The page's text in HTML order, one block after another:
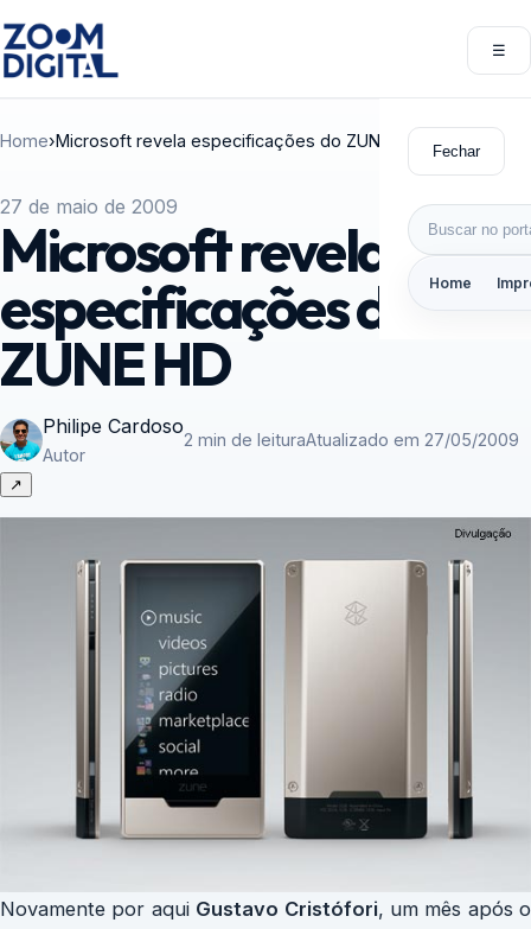
☰
Fechar
Buscar por:
Home
Home›Microsoft revela especificações do ZUNE HD
27 de maio de 2009
Microsoft revela
especificações do
ZUNE HD
Philipe Cardoso
Autor
2 min de leituraAtualizado em 27/05/2009
↗
Novamente por aqui Gustavo Cristófori, um mês após o